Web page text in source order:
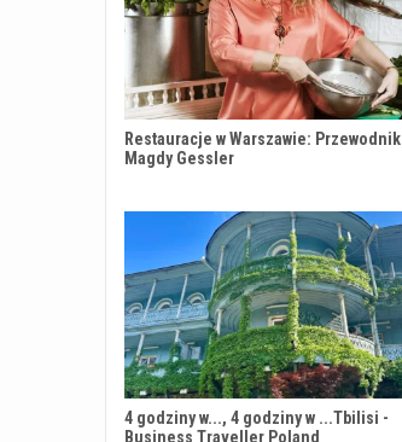
Restauracje w Warszawie: Przewodnik
Magdy Gessler
4 godziny w..., 4 godziny w ...Tbilisi -
Business Traveller Poland